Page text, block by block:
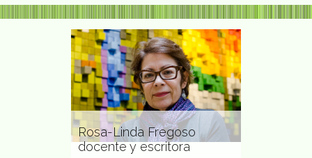
Rosa-Linda Fregoso
docente y escritora